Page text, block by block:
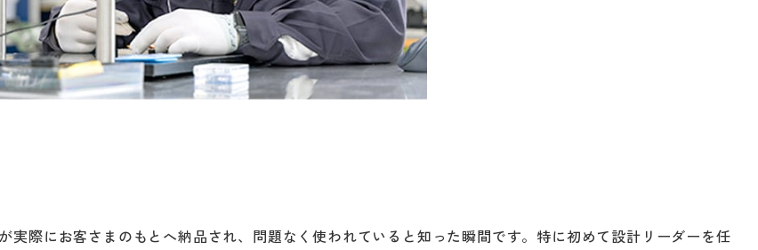
際にお客さまのもとへ納品され、問題なく使われていると知った瞬間です。特に初めて設計リーダーを任